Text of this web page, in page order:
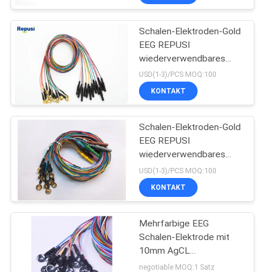
VERBINDUNG
NACHRICHTEN
FORDERN
SIE EIN
ZITAT
SITEMAP
PRIVACY
Schalen-Elektroden-Gold
EEG REPUSI
wiederverwendbares
überzogen mit 12 clors
USD(1-3)/PCS MOQ:100
KONTAKT
Schalen-Elektroden-Gold
EEG REPUSI
wiederverwendbares
überzogen mit 12 clors
USD(1-3)/PCS MOQ:100
KONTAKT
Mehrfarbige EEG
Schalen-Elektrode mit
10mm AgCL
Chlorverbindung EEG
negotiable MOQ:1 Satz